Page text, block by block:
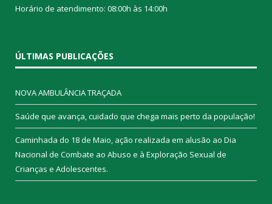
Horário de atendimento: 08:00h às 14:00h
ÚLTIMAS PUBLICAÇÕES
NOVA AMBULÂNCIA TRAÇADA
Saúde que avança, cuidado que chega mais perto da população!
Caminhada do 18 de Maio, ação realizada em alusão ao Dia
Nacional de Combate ao Abuso e à Exploração Sexual de
Crianças e Adolescentes.